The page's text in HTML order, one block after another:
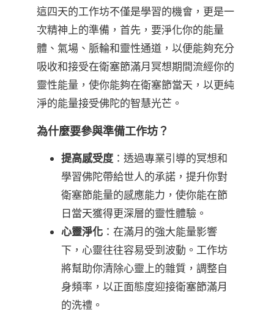
這四天的工作坊不僅是學習的機會，更是一
次精神上的準備，首先，要淨化你的能量
體、氣場、脈輪和靈性通道，以便能夠充分
吸收和接受在衛塞節滿月冥想期間流經你的
靈性能量，使你能夠在衛塞節當天，以更純
淨的能量接受佛陀的智慧光芒。
為什麼要參與準備工作坊？
提高感受度 ：透過專業引導的冥想和
學習佛陀帶給世人的承諾，提升你對
衛塞節能量的感應能力，使你能在節
日當天獲得更深層的靈性體驗。
心靈淨化 ：在滿月的強大能量影響
下，心靈往往容易受到波動。工作坊
將幫助你清除心靈上的雜質，調整自
身頻率，以正面態度迎接衛塞節滿月
的洗禮。